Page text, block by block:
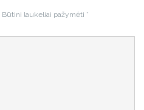
Būtini laukeliai pažymėti *